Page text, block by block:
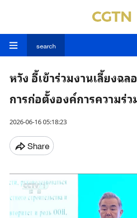
search
หวัง อี้เข้าร่วมงานเลี้ยงฉ
การก่อตั้งองค์การความร่
2026-06-16 05:18:23
Share